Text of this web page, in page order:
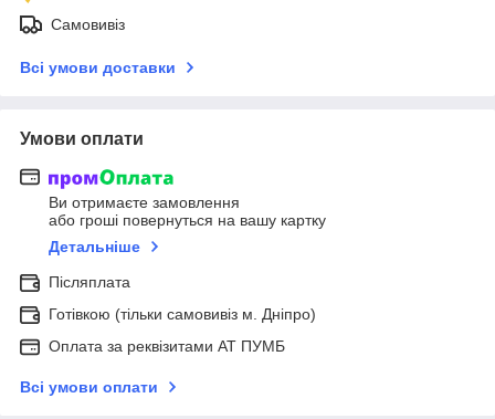
Самовивіз
Всі умови доставки
Умови оплати
Ви отримаєте замовлення
або гроші повернуться на вашу картку
Детальніше
Післяплата
Готівкою (тільки самовивіз м. Дніпро)
Оплата за реквізитами АТ ПУМБ
Всі умови оплати